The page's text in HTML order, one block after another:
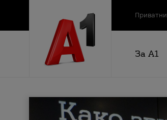
Приватни
За А1